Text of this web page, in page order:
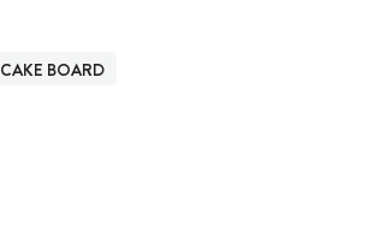
CAKE BOARD